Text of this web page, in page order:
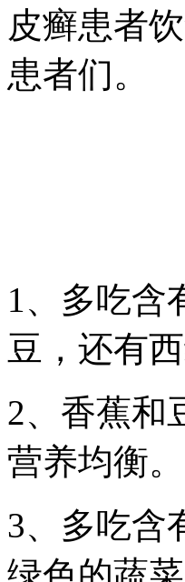
皮癣患者
患者们。
1、多吃含
豆，还有西
2、香蕉和
营养均衡。
3、多吃含